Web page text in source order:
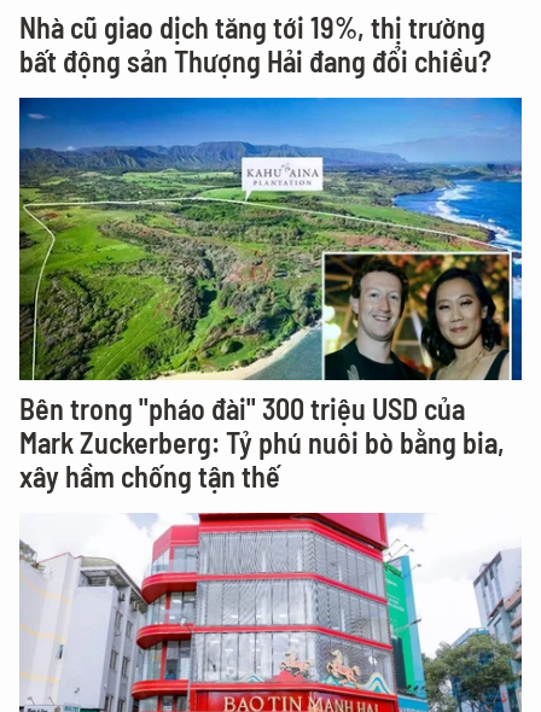
Nhà cũ giao dịch tăng tới 19%, thị trường
bất động sản Thượng Hải đang đổi chiều?
Bên trong "pháo đài" 300 triệu USD của
Mark Zuckerberg: Tỷ phú nuôi bò bằng bia,
xây hầm chống tận thế